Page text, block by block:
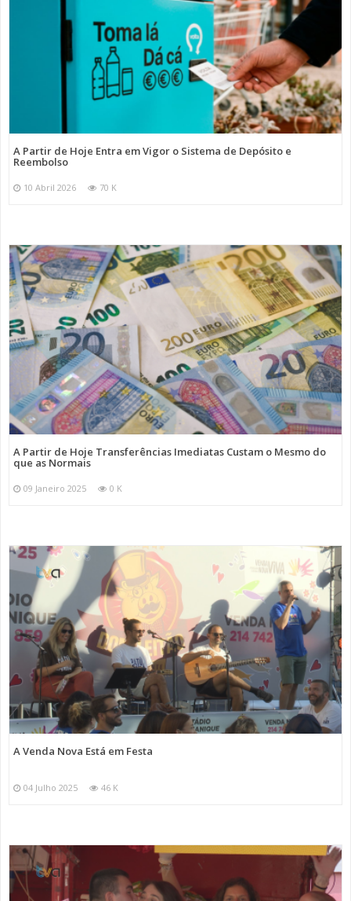
A Partir de Hoje Entra em Vigor o Sistema de Depósito e
Reembolso
10 Abril 2026 70 K
A Partir de Hoje Transferências Imediatas Custam o Mesmo do
que as Normais
09 Janeiro 2025 0 K
A Venda Nova Está em Festa
04 Julho 2025 46 K